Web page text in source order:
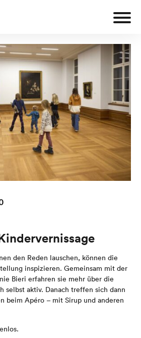
den Reden lauschen, können die
inspizieren. Gemeinsam mit der
Bieri erfahren sie mehr über die
selbst aktiv. Danach treffen sich dann
beim Apéro – mit Sirup und anderen